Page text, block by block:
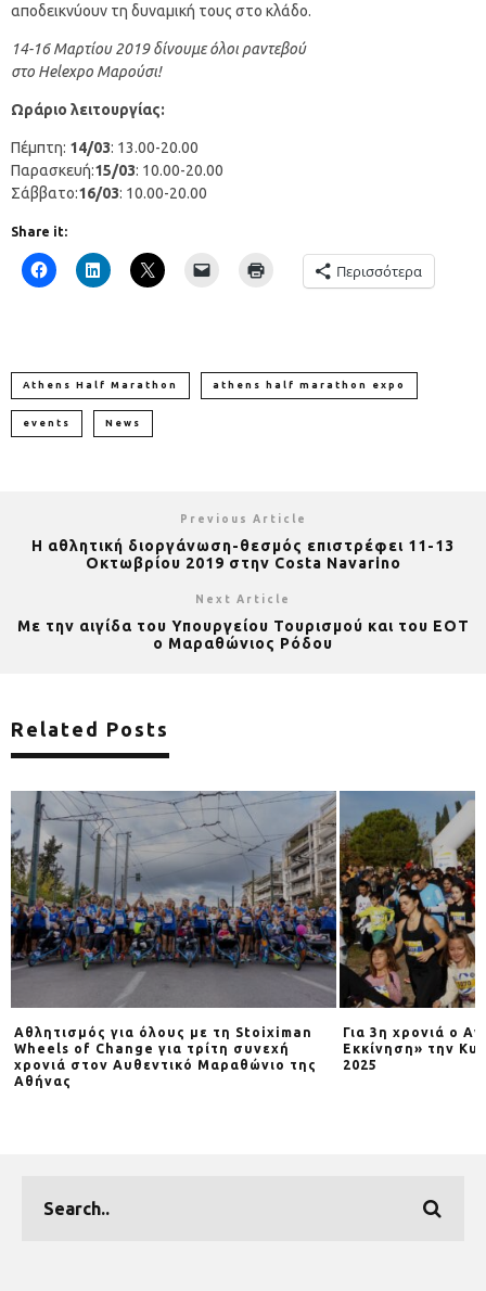
αποδεικνύουν τη δυναμική τους στο κλάδο.
14-16 Μαρτίου 2019 δίνουμε όλοι ραντεβού
στο Helexpo Μαρούσι!
Ωράριο λειτουργίας:
Πέμπτη: 14/03: 13.00-20.00
Παρασκευή:15/03: 10.00-20.00
Σάββατο:16/03: 10.00-20.00
Share it:
Περισσότερα
Athens Half Marathon athens half marathon expo
events News
Previous Article
H αθλητική διοργάνωση-θεσμός επιστρέφει 11-13
Οκτωβρίου 2019 στην Costa Navarino
Next Article
Με την αιγίδα του Υπουργείου Τουρισμού και του ΕΟΤ
ο Μαραθώνιος Ρόδου
Related Posts
Αθλητισμός για όλους με τη Stoiximan
Wheels of Change για τρίτη συνεχή
χρονιά στον Αυθεντικό Μαραθώνιο της
Αθήνας
Για 3η χρονιά o
Εκκίνηση» την
2025